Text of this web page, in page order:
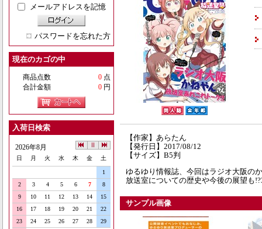
メールアドレスを記憶
パスワードを忘れた方
現在のカゴの中
商品点数 0 点
合計金額
0 円
入荷日検索
2026年8月
日 月 火 水 木 金 土
1
2
3 4 5 6 7
8
9
10 11 12 13 14
15
16
17 18 19 20 21
22
23
24 25 26 27 28
29
【作家】あらたん
【発行日】2017/08/12
【サイズ】B5判
ゆるゆり情報誌、今回はラジオ大阪の
放送室についての歴史や今後の展望も
サンプル画像